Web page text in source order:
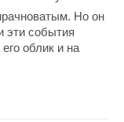
Но он
эти события
облик и на